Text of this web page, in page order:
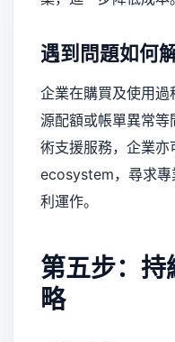
遇到問題如何
企業在購買及使用
源配額或帳單異常
術支援服務，企業
ecosystem，尋求專
利運作。
第五步：持
略